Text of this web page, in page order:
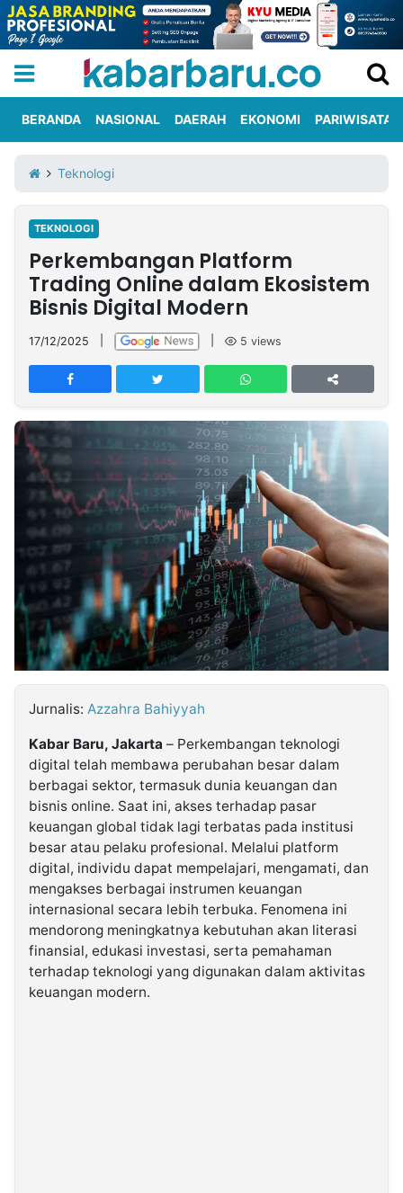
Iklan
Berita
Kami
Nasional
International
Olahraga
Entertainment
Daerah
Pariwisata
Kuliner
Kolom
Network
PT
TREETAN
INDONESIA
Partner
Insight
NTB
Suara
Time
Lens
IDN
Daily
Jogja
Jalan
Rakyat
Idealita
News
Kita
Notice
Dinamikapost.com
Radar
Baru
Seedbacklink
Follow
Kabarbaru
Kabarbaru.co
Kabarbaru
Media
Holding
BERANDA NASIONAL DAERAH EKONOMI PARIWISATA
Teknologi
TEKNOLOGI
Perkembangan Platform
Trading Online dalam Ekosistem
Bisnis Digital Modern
17/12/2025 5 views
Jurnalis: Azzahra Bahiyyah
Kabar Baru, Jakarta – Perkembangan teknologi
digital telah membawa perubahan besar dalam
berbagai sektor, termasuk dunia keuangan dan
bisnis online. Saat ini, akses terhadap pasar
keuangan global tidak lagi terbatas pada institusi
besar atau pelaku profesional. Melalui platform
digital, individu dapat mempelajari, mengamati, dan
mengakses berbagai instrumen keuangan
internasional secara lebih terbuka. Fenomena ini
mendorong meningkatnya kebutuhan akan literasi
finansial, edukasi investasi, serta pemahaman
terhadap teknologi yang digunakan dalam aktivitas
keuangan modern.